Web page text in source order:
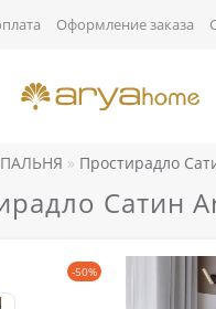
Оформление заказа
Простирадло
Сатин
-50%